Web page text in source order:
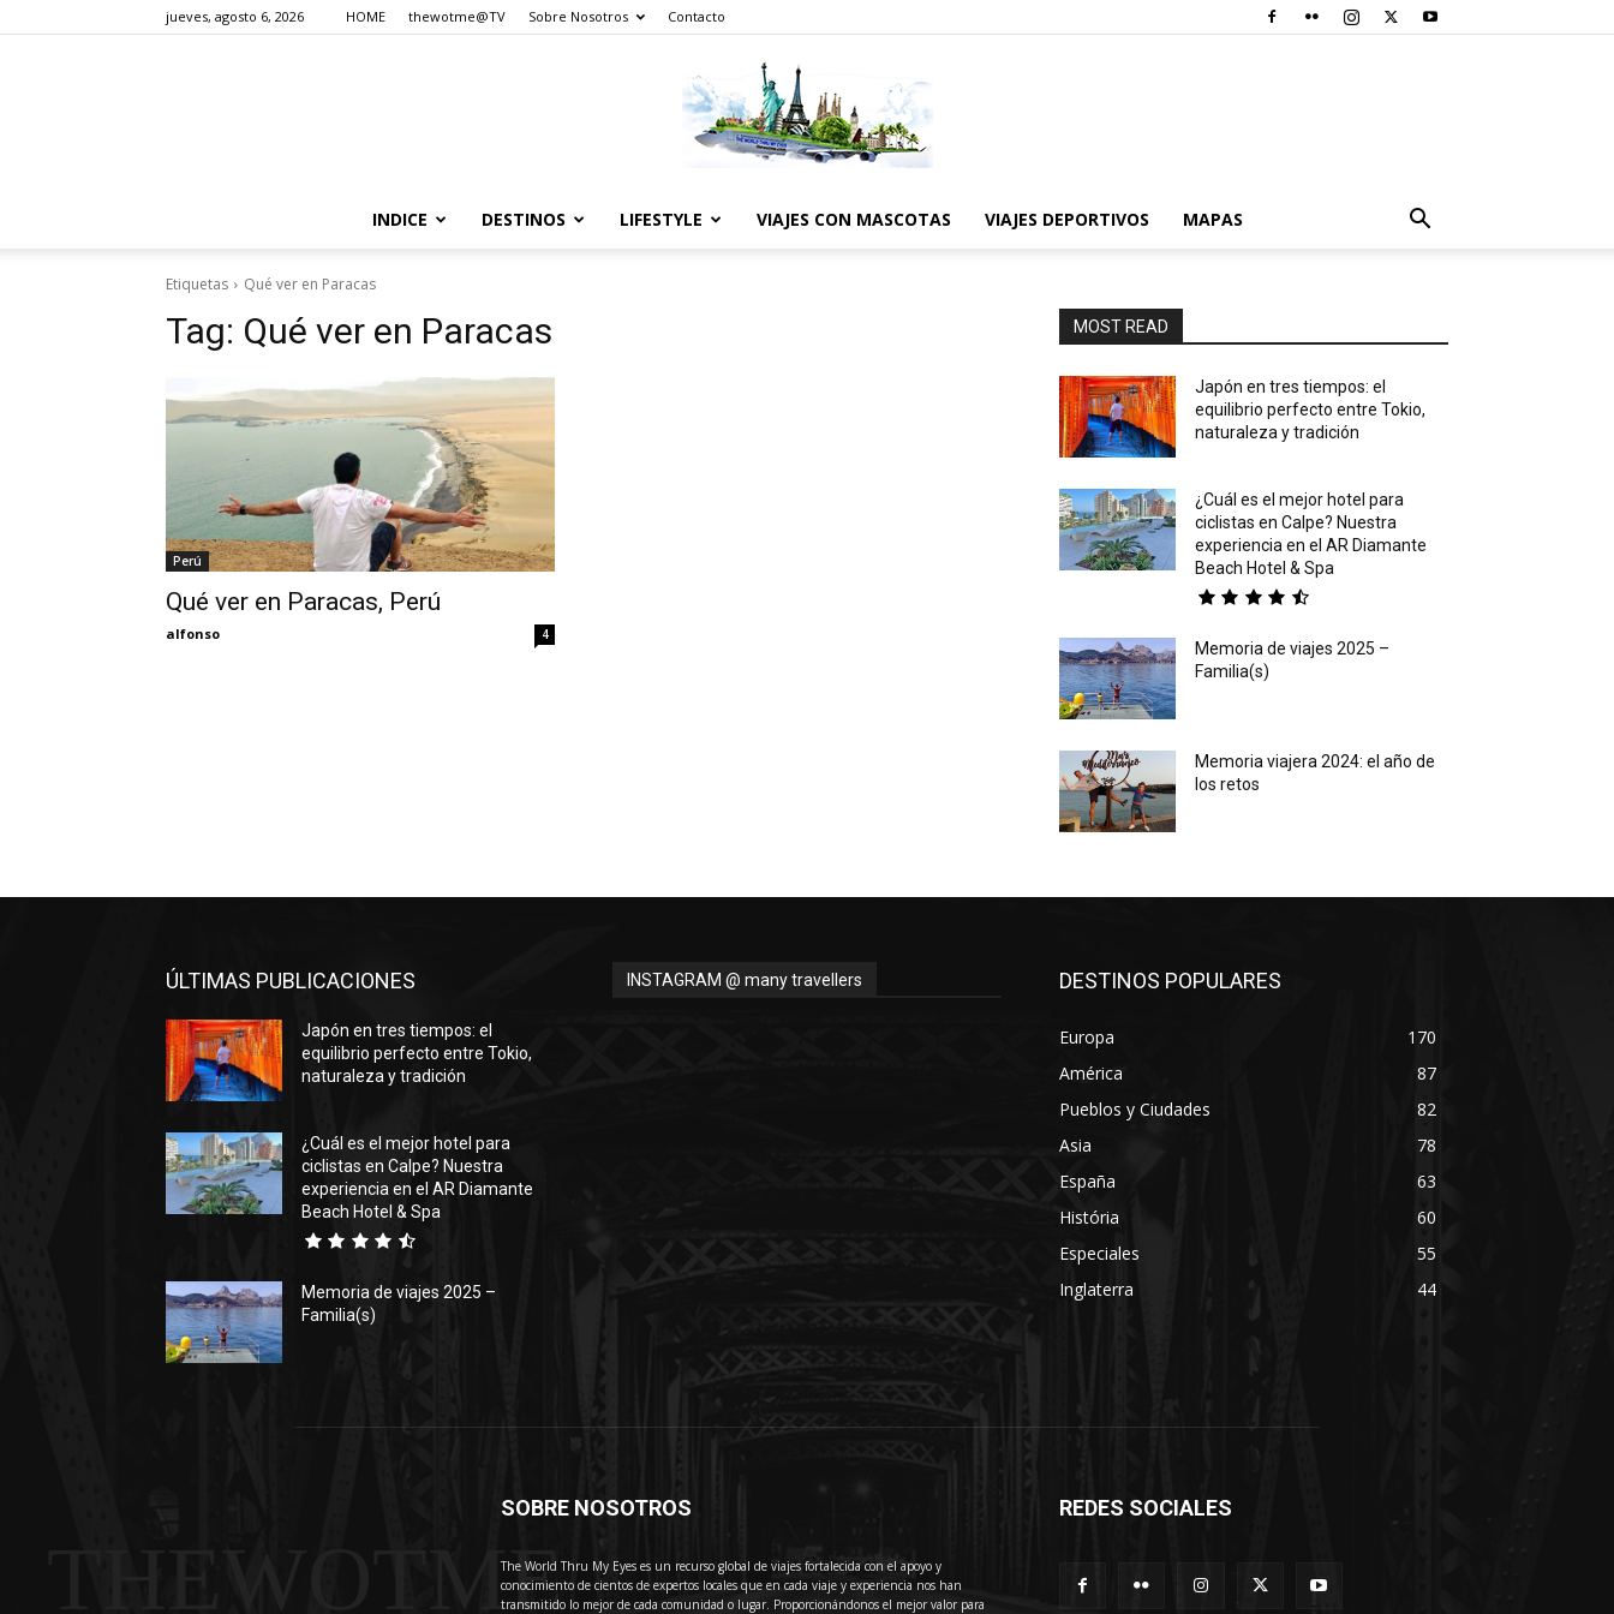
jueves, agosto 6, 2026 HOME thewotme@TV Sobre Nosotros Contacto
INDICE DESTINOS LIFESTYLE VIAJES CON MASCOTAS VIAJES DEPORTIVOS MAPAS
Etiquetas Qué ver en Paracas
Tag: Qué ver en Paracas
Perú
Qué ver en Paracas, Perú
alfonso 4
MOST READ
Japón en tres tiempos: el
equilibrio perfecto entre Tokio,
naturaleza y tradición
¿Cuál es el mejor hotel para
ciclistas en Calpe? Nuestra
experiencia en el AR Diamante
Beach Hotel & Spa
Memoria de viajes 2025 –
Familia(s)
Memoria viajera 2024: el año de
los retos
ÚLTIMAS PUBLICACIONES
Japón en tres tiempos: el
equilibrio perfecto entre Tokio,
naturaleza y tradición
¿Cuál es el mejor hotel para
ciclistas en Calpe? Nuestra
experiencia en el AR Diamante
Beach Hotel & Spa
Memoria de viajes 2025 –
Familia(s)
INSTAGRAM @ many travellers DESTINOS POPULARES
Europa
170
América
87
Pueblos y Ciudades
82
Asia
78
España
63
História
60
Especiales
55
Inglaterra
44
THEWOTME
SOBRE NOSOTROS
The World Thru My Eyes es un recurso global de viajes fortalecida con el apoyo y
conocimiento de cientos de expertos locales que en cada viaje y experiencia nos han
transmitido lo mejor de cada comunidad o lugar. Proporcionándonos el mejor valor para
REDES SOCIALES